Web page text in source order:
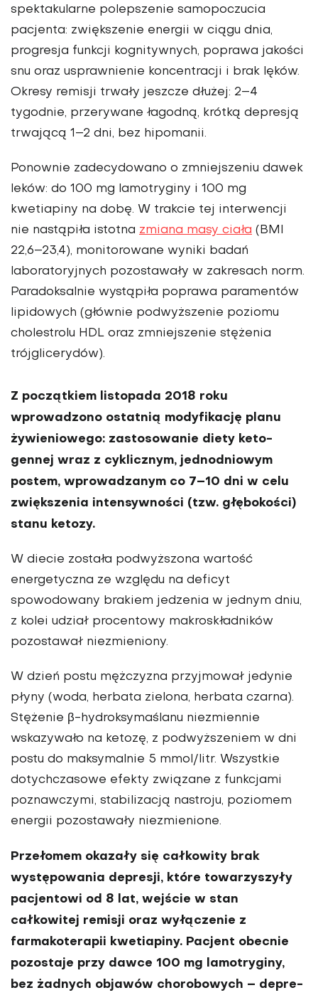
spektakularne polepsze­nie samopoczucia
pacjenta: zwiększenie energii w ciągu dnia,
progresja funkcji kognitywnych, poprawa jakości
snu oraz usprawnienie koncentracji i brak lęków.
Okresy remisji trwały jeszcze dłużej: 2–4
tygodnie, przerywane łagodną, krótką depresją
trwającą 1–2 dni, bez hipomanii.
Ponownie zadecy­dowano o zmniejszeniu dawek
leków: do 100 mg lamotryginy i 100 mg
kwetiapiny na dobę. W trakcie tej interwencji
nie nastąpiła istotna zmiana masy ciała (BMI
22,6–23,4), monito­rowane wyniki badań
laboratoryjnych pozostawały w zakre­sach norm.
Paradoksalnie wystąpiła poprawa paramentów
lipidowych (głównie podwyższenie poziomu
cholestrolu HDL oraz zmniejszenie stężenia
trójglicerydów).
Z początkiem listopada 2018 roku
wprowadzono ostatnią modyfikację planu
żywieniowego: zastosowanie diety keto­
gennej wraz z cyklicznym, jednodniowym
postem, wprowa­dzanym co 7–10 dni w celu
zwiększenia intensywności (tzw. głębokości)
stanu ketozy.
W diecie została podwyższona wartość
energetyczna ze względu na deficyt
spowodowany brakiem jedzenia w jednym dniu,
z kolei udział procen­towy makroskładników
pozostawał niezmieniony.
W dzień postu mężczyzna przyjmował jedynie
płyny (woda, herbata zielona, herbata czarna).
Stężenie β-hydroksymaślanu nie­zmiennie
wskazywało na ketozę, z podwyższeniem w dni
postu do maksymalnie 5 mmol/litr. Wszystkie
dotychcza­sowe efekty związane z funkcjami
poznawczymi, stabilizacją nastroju, poziomem
energii pozostawały niezmienione.
Przełomem okazały się całkowity brak
występowania depresji, które towarzyszyły
pacjentowi od 8 lat, wejście w stan
całkowitej remisji oraz wyłączenie z
farmakoterapii kwetiapiny. Pacjent obecnie
pozostaje przy dawce 100 mg lamotryginy,
bez żadnych objawów chorobowych – depre­